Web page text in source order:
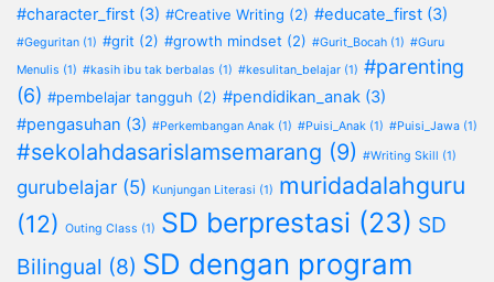
#character_first (3) #Creative Writing (2) #educate_first (3)
#Geguritan (1) #grit (2) #growth mindset (2) #Gurit_Bocah (1) #Guru
Menulis (1) #kasih ibu tak berbalas (1) #kesulitan_belajar (1) #parenting
(6) #pembelajar tangguh (2) #pendidikan_anak (3)
#pengasuhan (3) #Perkembangan Anak (1) #Puisi_Anak (1) #Puisi_Jawa (1)
#sekolahdasarislamsemarang (9) #Writing Skill (1)
gurubelajar (5) Kunjungan Literasi (1) muridadalahguru
(12) Outing Class (1) SD berprestasi (23) SD
Bilingual (8) SD dengan program